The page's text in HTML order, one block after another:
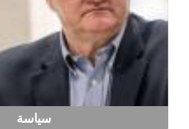
سياسة